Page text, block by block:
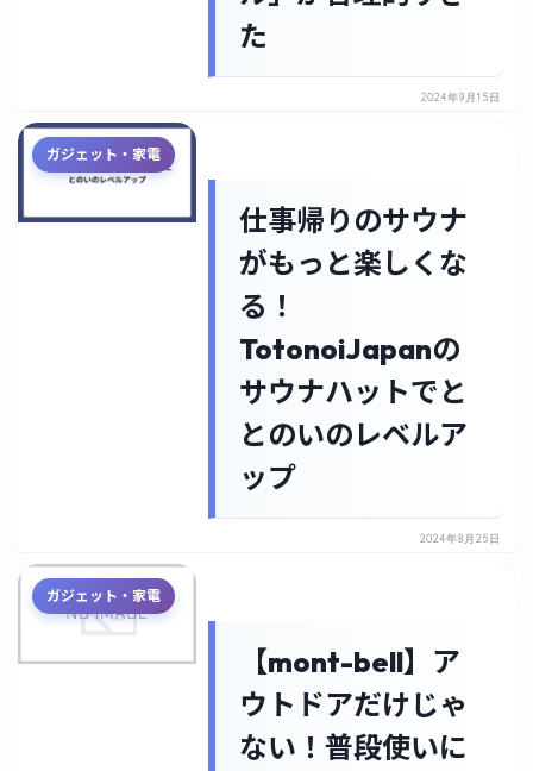
た
2024年9月15日
ガジェット・家電
仕事帰りのサウナ
がもっと楽しくな
る！
TotonoiJapanの
サウナハットでと
とのいのレベルア
ップ
2024年8月25日
ガジェット・家電
【mont-bell】ア
ウトドアだけじゃ
ない！普段使いに